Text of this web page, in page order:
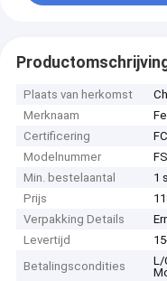
Plaats van herkomst
Merknaam
Certificering
Modelnummer
Min. bestelaantal
1
Prijs
Verpakking Details
Levertijd
Betalingscondities
L/